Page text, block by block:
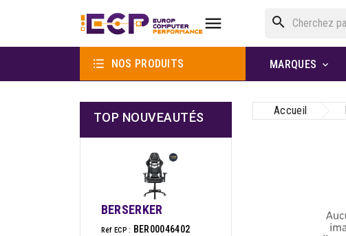
 search
 NOS PRODUITS MARQUES 
TOP NOUVEAUTÉS
BERSERKER
Réf ECP : BER00046402
Accueil